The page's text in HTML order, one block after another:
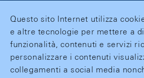
Questo sito Internet utilizza
e altre tecnologie per mettere a
funzionalità, contenuti e servizi
personalizzare i contenuti
collegamenti a social media